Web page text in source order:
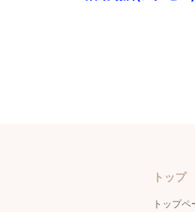
トップ
トップペ